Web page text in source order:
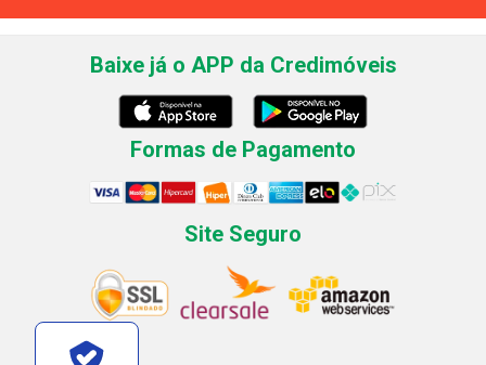
Baixe já o APP da Credimóveis
Formas de Pagamento
Site Seguro